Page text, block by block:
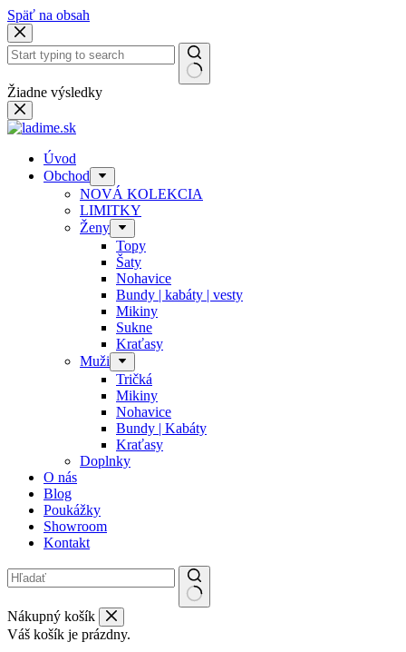
Späť na obsah
Žiadne výsledky
Úvod
Obchod
NOVÁ KOLEKCIA
LIMITKY
Ženy
Topy
Šaty
Nohavice
Bundy | kabáty | vesty
Mikiny
Sukne
Kraťasy
Muži
Tričká
Mikiny
Nohavice
Bundy | Kabáty
Kraťasy
Doplnky
O nás
Blog
Poukážky
Showroom
Kontakt
Nákupný košík
Váš košík je prázdny.